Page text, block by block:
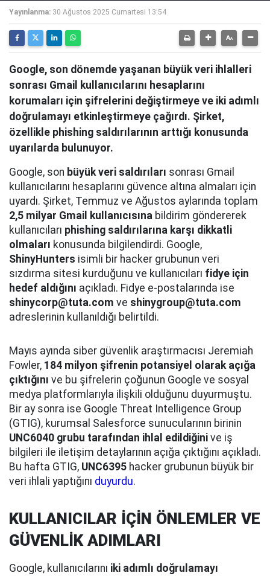
Yayınlanma: 30 Ağustos 2025 Cumartesi 13:54
Google, son dönemde yaşanan büyük veri ihlalleri
sonrası Gmail kullanıcılarını hesaplarını
korumaları için şifrelerini değiştirmeye ve iki adımlı
doğrulamayı etkinleştirmeye çağırdı. Şirket,
özellikle phishing saldırılarının arttığı konusunda
uyarılarda bulunuyor.
Google, son büyük veri saldırıları sonrası Gmail
kullanıcılarını hesaplarını güvence altına almaları için
uyardı. Şirket, Temmuz ve Ağustos aylarında toplam
2,5 milyar Gmail kullanıcısına bildirim göndererek
kullanıcıları phishing saldırılarına karşı dikkatli
olmaları konusunda bilgilendirdi. Google,
ShinyHunters isimli bir hacker grubunun veri
sızdırma sitesi kurduğunu ve kullanıcıları fidye için
hedef aldığını açıkladı. Fidye e-postalarında ise
shinycorp@tuta.com ve shinygroup@tuta.com
adreslerinin kullanıldığı belirtildi.
Mayıs ayında siber güvenlik araştırmacısı Jeremiah
Fowler, 184 milyon şifrenin potansiyel olarak açığa
çıktığını ve bu şifrelerin çoğunun Google ve sosyal
medya platformlarıyla ilişkili olduğunu duyurmuştu.
Bir ay sonra ise Google Threat Intelligence Group
(GTIG), kurumsal Salesforce sunucularının birinin
UNC6040 grubu tarafından ihlal edildiğini ve iş
bilgileri ile iletişim detaylarının açığa çıktığını açıkladı.
Bu hafta GTIG, UNC6395 hacker grubunun büyük bir
veri ihlali yaptığını duyurdu.
KULLANICILAR İÇİN ÖNLEMLER VE
GÜVENLİK ADIMLARI
Google, kullanıcılarını iki adımlı doğrulamayı